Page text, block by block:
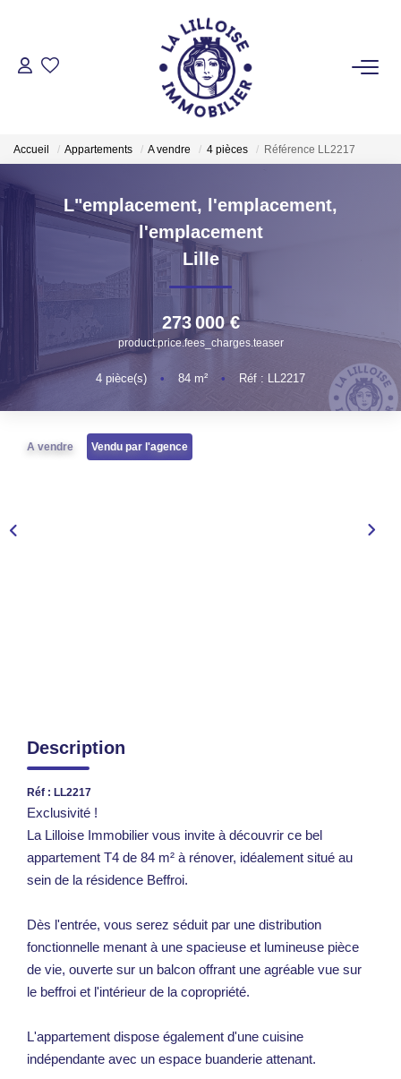
ACHETER
Nos Biens Au Touquet Paris-Plage
LOUER
VENDRE
Accueil Appartements A vendre 4 pièces Référence LL2217
L"emplacement, l'emplacement,
l'emplacement
Lille
273 000 €
product.price.fees_charges.teaser
4 pièce(s) • 84 m² • Réf : LL2217
A vendre Vendu par l'agence
Description
Réf : LL2217
Exclusivité !
La Lilloise Immobilier vous invite à découvrir ce bel
appartement T4 de 84 m² à rénover, idéalement situé au
sein de la résidence Beffroi.
Dès l'entrée, vous serez séduit par une distribution
fonctionnelle menant à une spacieuse et lumineuse pièce
de vie, ouverte sur un balcon offrant une agréable vue sur
le beffroi et l'intérieur de la copropriété.
L'appartement dispose également d'une cuisine
indépendante avec un espace buanderie attenant.